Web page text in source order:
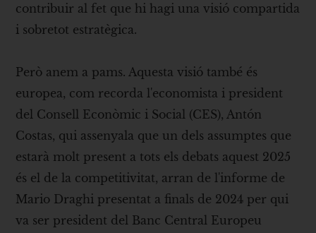
contribuir al fet que hi hagi una visió compartida
i sobretot estratègica.
Però anem a pams. Aquesta visió també és
europea, com recorda l'economista i president
del Consell Econòmic i Social (CES), Antón
Costas, qui assenyala que un dels assumptes que
estarà molt present a tots els debats aquest 2025
és el de la competitivitat, arran de l'informe de
Mario Draghi presentat a finals de 2024 per qui
va ser president del Banc Central Europeu